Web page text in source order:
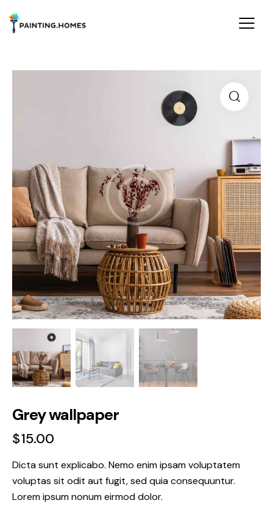
Grey wallpaper
$15.00
Dicta sunt explicabo. Nemo enim ipsam voluptatem
voluptas sit odit aut fugit, sed quia consequuntur.
Lorem ipsum nonum eirmod dolor.